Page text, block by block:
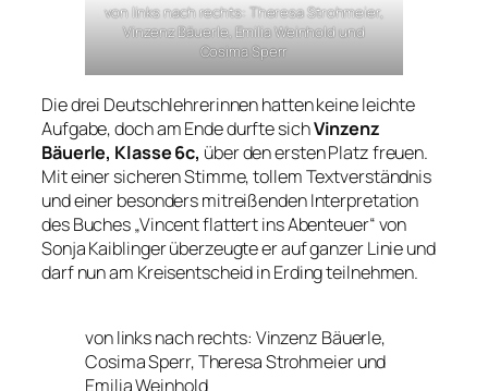
von links nach rechts: Theresa Strohmeier,
Vinzenz Bäuerle, Emilia Weinhold und
Cosima Sperr
Die drei Deutschlehrerinnen hatten keine leichte
Aufgabe, doch am Ende durfte sichVinzenz
Bäuerle, Klasse 6c, über den ersten Platz freuen.
Mit einer sicheren Stimme, tollem Textverständnis
und einer besonders mitreißenden Interpretation
des Buches „Vincent flattert ins Abenteuer“ von
Sonja Kaiblinger überzeugte er auf ganzer Linie und
darf nun am Kreisentscheid in Erding teilnehmen.
von links nach rechts: Vinzenz Bäuerle,
Cosima Sperr, Theresa Strohmeier und
Emilia Weinhold